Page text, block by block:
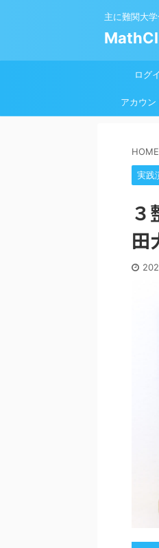
主に難関大
ログ
アカウン
HOME
実践
３
田